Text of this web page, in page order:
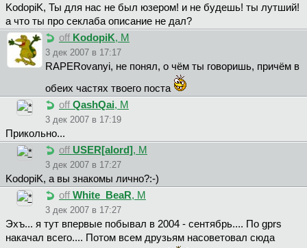
KodopiK, Ты для нас не был юзером! и не будешь! ты лутший!
а что ты про секлаба описание не дал?
off KodopiK, М
3 дек 2007 в 17:17
RAPERovanyi, не понял, о чём ты говоришь, причём в
обеих частях твоего поста
off QashQai, М
3 дек 2007 в 17:19
Прикольно...
off USER[alord], М
3 дек 2007 в 17:27
KodopiK, а вы знакомы лично?:-)
off White_BeaR, М
3 дек 2007 в 17:27
Эхъ... я тут впервые побывал в 2004 - сентябрь.... По gprs
накачал всего.... Потом всем друзьям насоветовал сюда